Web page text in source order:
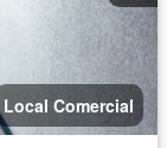
Local Comercial